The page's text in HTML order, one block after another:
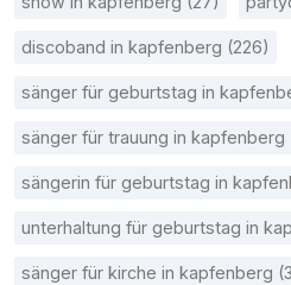
discoband in kapfenberg (226)
sänger für geburtstag in
sänger für trauung in kapfenberg
sängerin für geburtstag in
unterhaltung für geburtstag in
sänger für kirche in kapfenberg